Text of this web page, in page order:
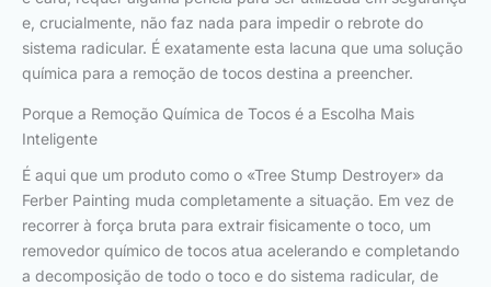
e, crucialmente, não faz nada para impedir o rebrote do
sistema radicular. É exatamente esta lacuna que uma solução
química para a remoção de tocos destina a preencher.
Porque a Remoção Química de Tocos é a Escolha Mais
Inteligente
É aqui que um produto como o «Tree Stump Destroyer» da
Ferber Painting muda completamente a situação. Em vez de
recorrer à força bruta para extrair fisicamente o toco, um
removedor químico de tocos atua acelerando e completando
a decomposição de todo o toco e do sistema radicular, de